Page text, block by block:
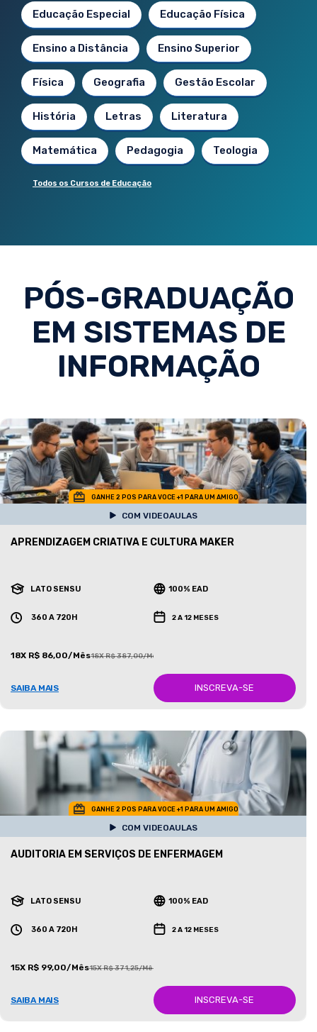
Educação Especial Educação Física
Ensino a Distância Ensino Superior
Física Geografia Gestão Escolar
História Letras Literatura
Matemática Pedagogia Teologia
Todos os Cursos de Educação
PÓS-GRADUAÇÃO
EM SISTEMAS DE
INFORMAÇÃO
GANHE 2 POS PARA VOCE +1 PARA UM AMIGO
COM VIDEOAULAS
APRENDIZAGEM CRIATIVA E CULTURA MAKER
LATO SENSU 100% EAD
360 A 720H 2 A 12 MESES
18X R$ 86,00/Mês18X R$ 387,00/Mês
SAIBA MAIS INSCREVA-SE
GANHE 2 POS PARA VOCE +1 PARA UM AMIGO
COM VIDEOAULAS
AUDITORIA EM SERVIÇOS DE ENFERMAGEM
LATO SENSU 100% EAD
360 A 720H 2 A 12 MESES
15X R$ 99,00/Mês15X R$ 371,25/Mês
SAIBA MAIS INSCREVA-SE